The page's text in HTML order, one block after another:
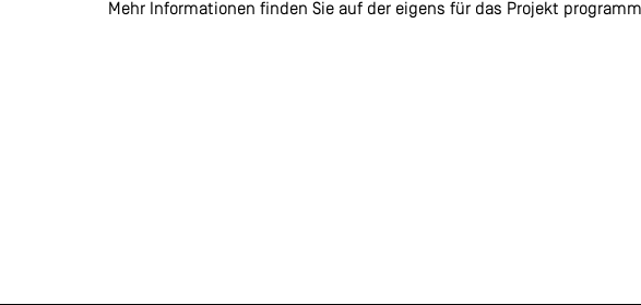
Mehr Informationen finden Sie auf der eigens für das Projekt